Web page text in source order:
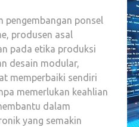
pengembangan ponsel
produsen asal
pada etika produksi
desain modular,
memperbaiki sendiri
memerlukan keahlian
dalam
yang semakin